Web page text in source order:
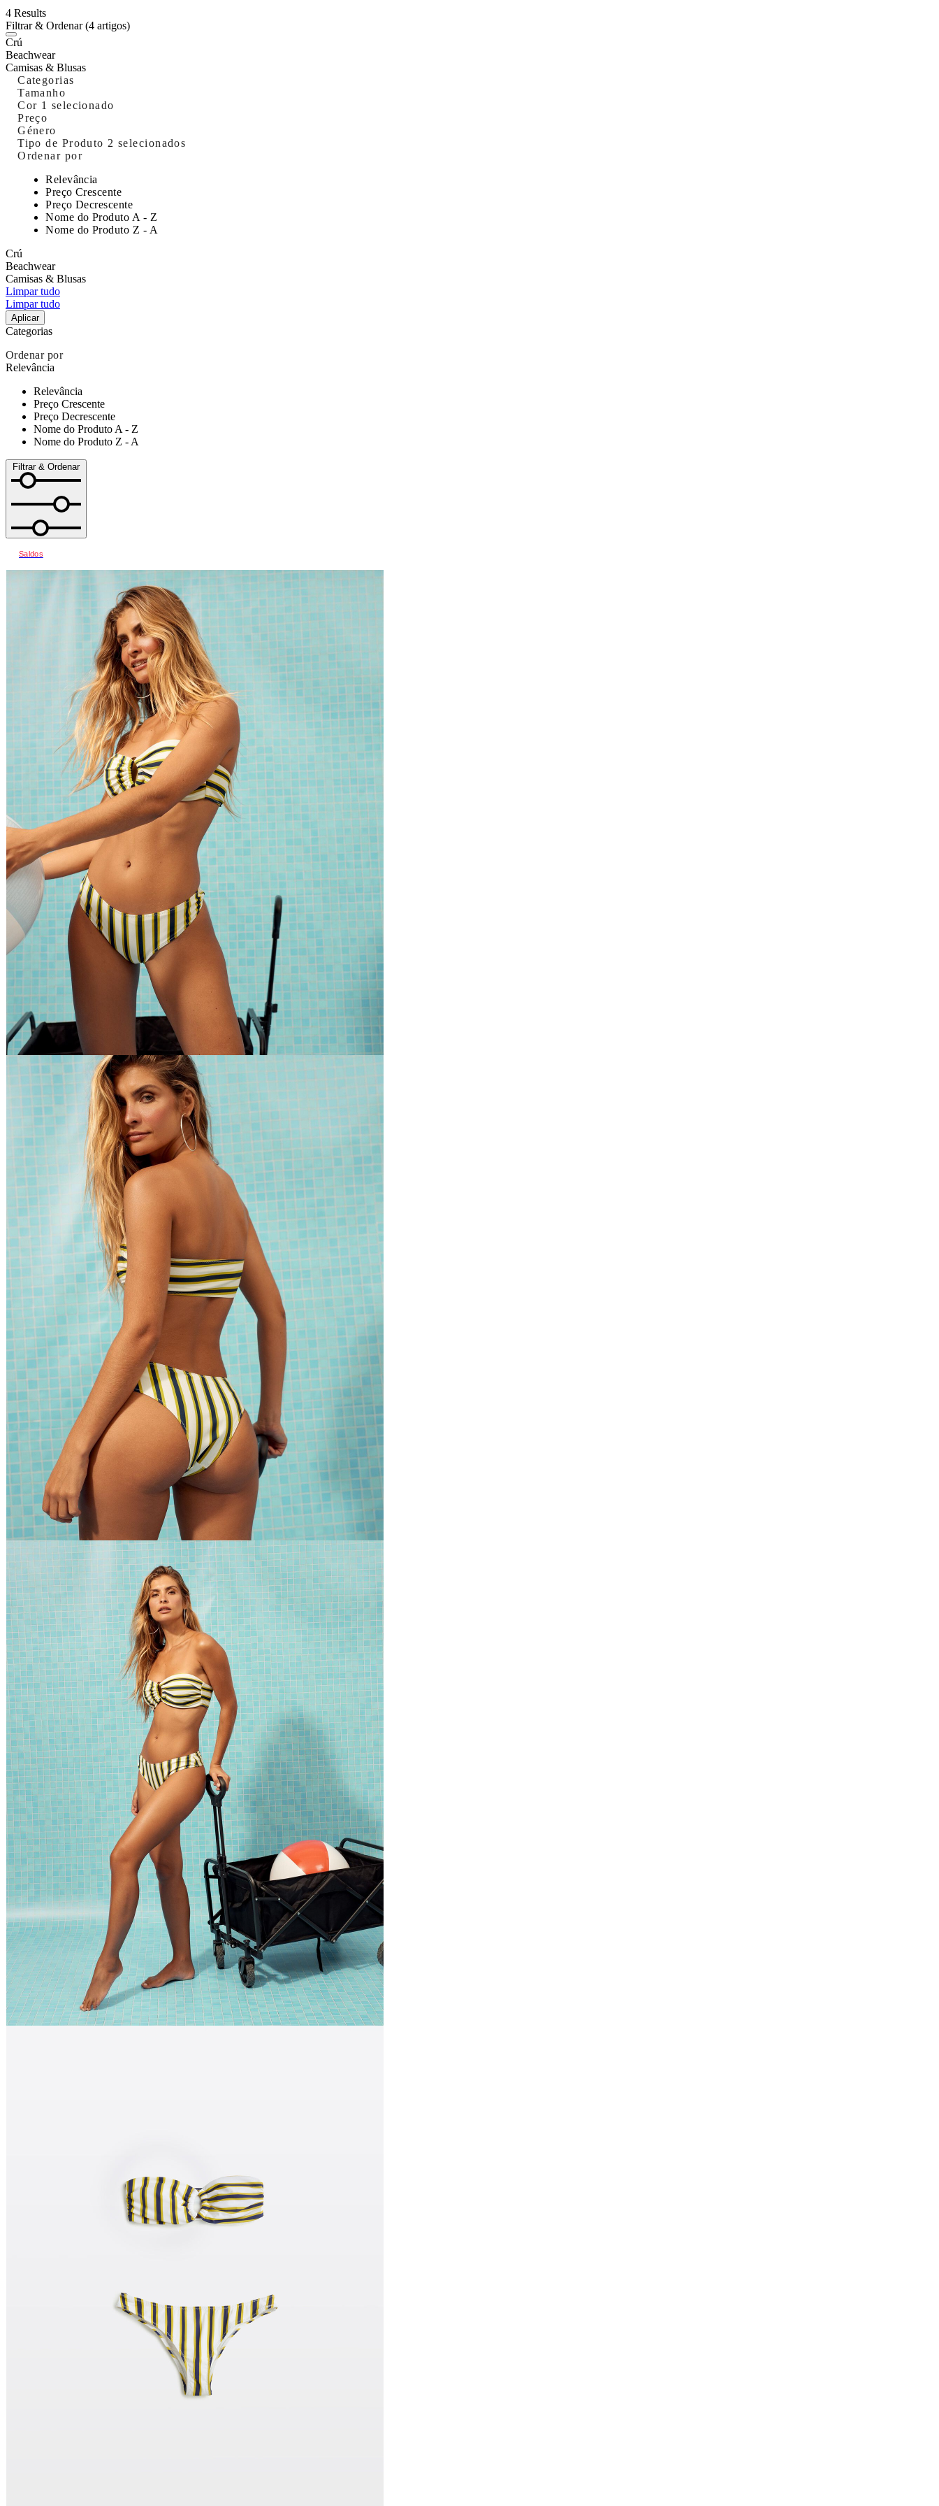
4 Results
Filtrar & Ordenar(4 artigos)
Crú
Beachwear
Camisas & Blusas
Categorias
Tamanho
Cor 1 selecionado
Preço
Género
Tipo de Produto 2 selecionados
Ordenar por
Relevância
Preço Crescente
Preço Decrescente
Nome do Produto A - Z
Nome do Produto Z - A
Crú
Beachwear
Camisas & Blusas
Limpar tudo
Limpar tudo
Aplicar
Categorias
Ordenar por
Relevância
Relevância
Preço Crescente
Preço Decrescente
Nome do Produto A - Z
Nome do Produto Z - A
Filtrar & Ordenar
Saldos